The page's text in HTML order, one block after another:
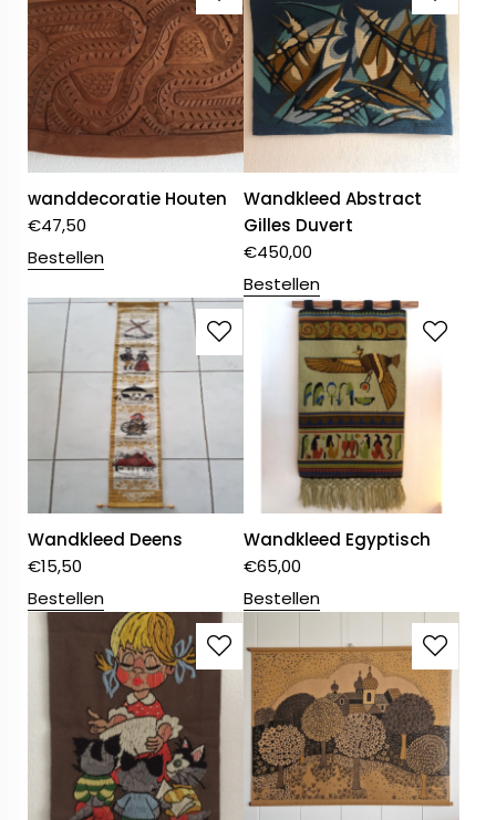
wanddecoratie Houten
€47,50
Bestellen
Wandkleed Abstract
Gilles Duvert
€450,00
Bestellen
Wandkleed Deens
€15,50
Bestellen
Wandkleed Egyptisch
€65,00
Bestellen